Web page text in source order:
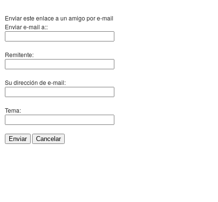
Enviar este enlace a un amigo por e-mail
Enviar e-mail a::
Remitente:
Su dirección de e-mail:
Tema:
Enviar Cancelar